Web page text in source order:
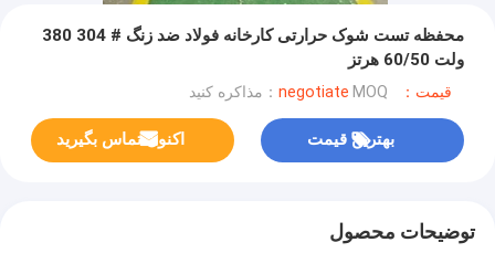
محفظه تست شوک حرارتی کارخانه فولاد ضد زنگ # 304 380
ولت 60/50 هرتز
قیمت：negotiate MOQ：مذاکره کنید
بهترین قیمت اکنون تماس بگیرید
توضیحات محصول